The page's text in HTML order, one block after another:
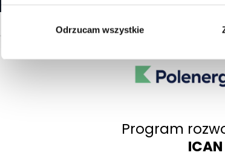
Odrzucam wszystkie
Program